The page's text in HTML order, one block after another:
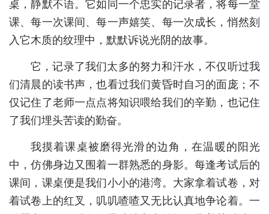
健康
悠游
相亲
汽车
房产
消费
创意
文化
桌，静默不语。它如同一个忠实的记录者，将每一堂
课、每一次课间、每一声嬉笑、每一次成长，悄然刻
入它木质的纹理中，默默诉说光阴的故事。
它，记录了我们太多的努力和汗水，不仅听过我
们清晨的读书声，也看过我们黄昏时自习的面庞；不
仅记住了老师一点点将知识喂给我们的辛勤，也记住
了我们埋头苦读的勤奋。
我摸着课桌被磨得光滑的边角，在温暖的阳光
中，仿佛身边又围着一群熟悉的身影。每逢考试后的
课间，课桌便是我们小小的港湾。大家拿着试卷，对
着试卷上的红叉，叽叽喳喳又无比认真地争论着。一